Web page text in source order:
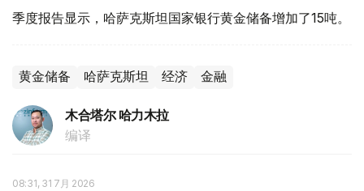
季度报告显示，哈萨克斯坦国家银行黄金储备增加了15吨。
黄金储备 哈萨克斯坦 经济 金融
木合塔尔 哈力木拉
编译
08:31, 31 7月 2026